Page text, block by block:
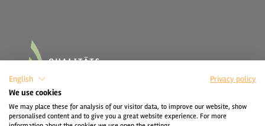
English
Privacy policy
We use cookies
We may place these for analysis of our visitor data, to improve our website, show
personalised content and to give you a great website experience. For more